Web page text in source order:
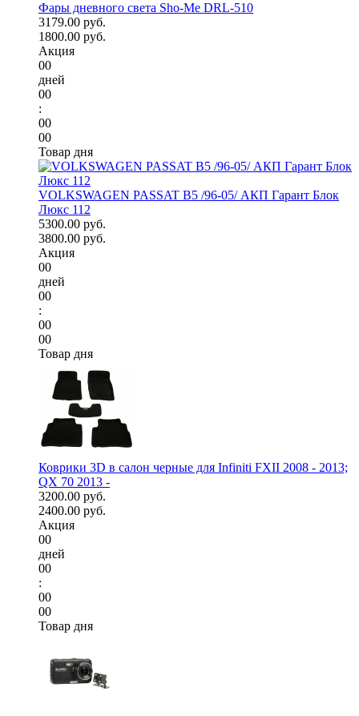
Фары дневного света Sho-Me DRL-510
3179.00 руб.
1800.00 руб.
Акция
00
дней
00
:
00
00
Товар дня
VOLKSWAGEN PASSAT B5 /96-05/ АКП Гарант Блок
Люкс 112
5300.00 руб.
3800.00 руб.
Акция
00
дней
00
:
00
00
Товар дня
Коврики 3D в салон черные для Infiniti FXII 2008 - 2013;
QX 70 2013 -
3200.00 руб.
2400.00 руб.
Акция
00
дней
00
:
00
00
Товар дня